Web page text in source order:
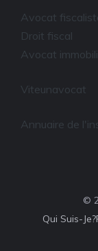
Avocat
Droit fiscal
Avocat
Viteunavocat
Annuaire de
©
Qui Suis-Je?